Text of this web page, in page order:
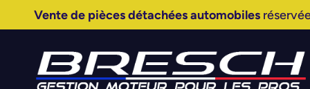
Vente de pièces détachées automobiles